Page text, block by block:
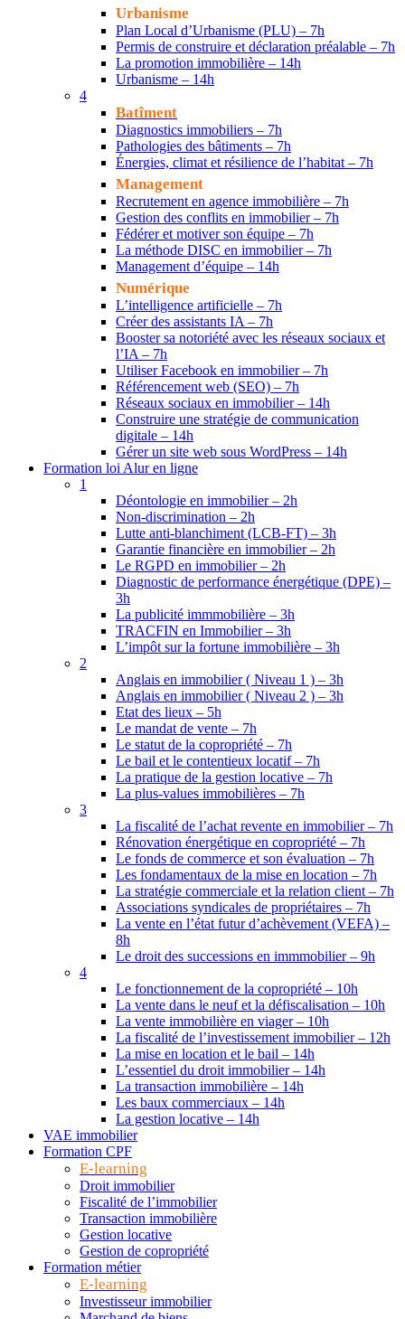
Urbanisme
Plan Local d’Urbanisme (PLU) – 7h
Permis de construire et déclaration préalable – 7h
La promotion immobilière – 14h
Urbanisme – 14h
4
Batîment
Diagnostics immobiliers – 7h
Pathologies des bâtiments – 7h
Énergies, climat et résilience de l’habitat – 7h
Management
Recrutement en agence immobilière – 7h
Gestion des conflits en immobilier – 7h
Fédérer et motiver son équipe – 7h
La méthode DISC en immobilier – 7h
Management d’équipe – 14h
Numérique
L’intelligence artificielle – 7h
Créer des assistants IA – 7h
Booster sa notoriété avec les réseaux sociaux et
l’IA – 7h
Utiliser Facebook en immobilier – 7h
Référencement web (SEO) – 7h
Réseaux sociaux en immobilier – 14h
Construire une stratégie de communication
digitale – 14h
Gérer un site web sous WordPress – 14h
Formation loi Alur en ligne
1
Déontologie en immobilier – 2h
Non-discrimination – 2h
Lutte anti-blanchiment (LCB-FT) – 3h
Garantie financière en immobilier – 2h
Le RGPD en immobilier – 2h
Diagnostic de performance énergétique (DPE) –
3h
La publicité immmobilière – 3h
TRACFIN en Immobilier – 3h
L’impôt sur la fortune immobilière – 3h
2
Anglais en immobilier ( Niveau 1 ) – 3h
Anglais en immobilier ( Niveau 2 ) – 3h
Etat des lieux – 5h
Le mandat de vente – 7h
Le statut de la copropriété – 7h
Le bail et le contentieux locatif – 7h
La pratique de la gestion locative – 7h
La plus-values immobilières – 7h
3
La fiscalité de l’achat revente en immobilier – 7h
Rénovation énergétique en copropriété – 7h
Le fonds de commerce et son évaluation – 7h
Les fondamentaux de la mise en location – 7h
La stratégie commerciale et la relation client – 7h
Associations syndicales de propriétaires – 7h
La vente en l’état futur d’achèvement (VEFA) –
8h
Le droit des successions en immmobilier – 9h
4
Le fonctionnement de la copropriété – 10h
La vente dans le neuf et la défiscalisation – 10h
La vente immobilière en viager – 10h
La fiscalité de l’investissement immobilier – 12h
La mise en location et le bail – 14h
L’essentiel du droit immobilier – 14h
La transaction immobilière – 14h
Les baux commerciaux – 14h
La gestion locative – 14h
VAE immobilier
Formation CPF
E-learning
Droit immobilier
Fiscalité de l’immobilier
Transaction immobilière
Gestion locative
Gestion de copropriété
Formation métier
E-learning
Investisseur immobilier